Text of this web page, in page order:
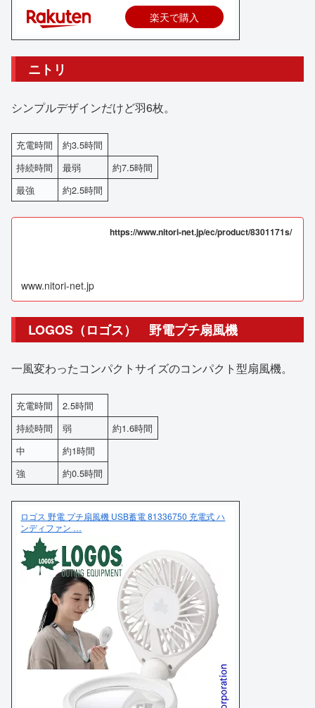
楽天で購入
ニトリ
シンプルデザインだけど羽6枚。
充電時間
約3.5時間
持続時間
最弱
約7.5時間
最強
約2.5時間
https://www.nitori-net.jp/ec/product/8301171s/
www.nitori-net.jp
LOGOS（ロゴス） 野電プチ扇風機
一風変わったコンパクトサイズのコンパクト型扇風機。
充電時間
2.5時間
持続時間
弱
約1.6時間
中
約1時間
強
約0.5時間
ロゴス 野電 プチ扇風機 USB蓄電 81336750 充電式 ハ
ンディファン …